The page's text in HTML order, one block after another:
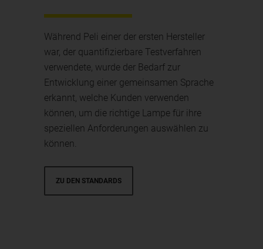
Während Peli einer der ersten Hersteller
war, der quantifizierbare Testverfahren
verwendete, wurde der Bedarf zur
Entwicklung einer gemeinsamen Sprache
erkannt, welche Kunden verwenden
können, um die richtige Lampe für ihre
speziellen Anforderungen auswählen zu
können.
ZU DEN STANDARDS